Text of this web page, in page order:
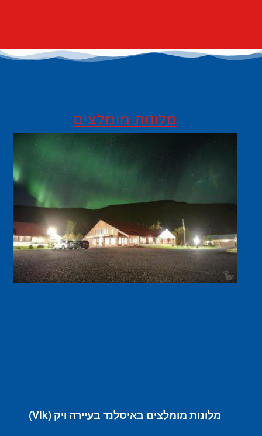
מלונות מומלצים
מלונות מומלצים באיסלנד בעיירה ויק (Vik)